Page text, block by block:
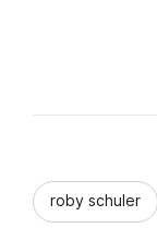
roby schuler